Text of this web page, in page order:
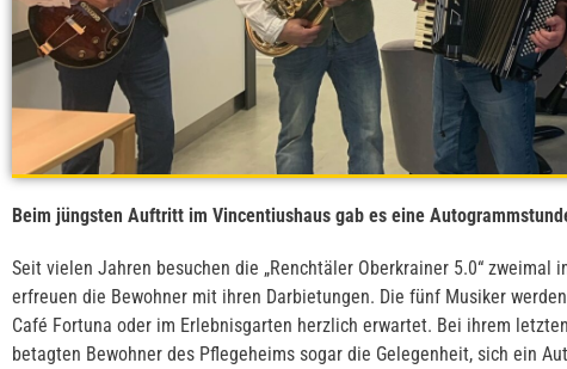
Beim jüngsten Auftritt im Vincentiushaus gab es eine
Seit vielen Jahren besuchen die „Renchtäler Oberkrainer 5.0“ zweimal
erfreuen die Bewohner mit ihren Darbietungen. Die fünf Musiker
Café Fortuna oder im Erlebnisgarten herzlich erwartet. Bei ihrem
betagten Bewohner des Pflegeheims sogar die Gelegenheit, sich ein